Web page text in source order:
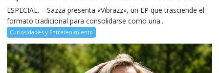
ESPECIAL. – Sazza presenta «Vibrazz», un EP que trasciende el
formato tradicional para consolidarse como una...
Curiosidades y Entretenimiento